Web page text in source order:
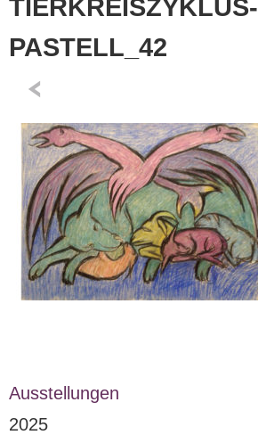
TIERKREISZYKLUS-
PASTELL_42
Ausstellungen
2025